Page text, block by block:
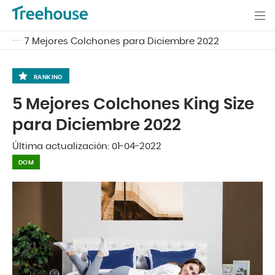
7 Mejores Colchones para Diciembre 2022
RANKING
Última actualización: 01-04-2022
DOM
5 Mejores Colchones King Size
para Diciembre 2022